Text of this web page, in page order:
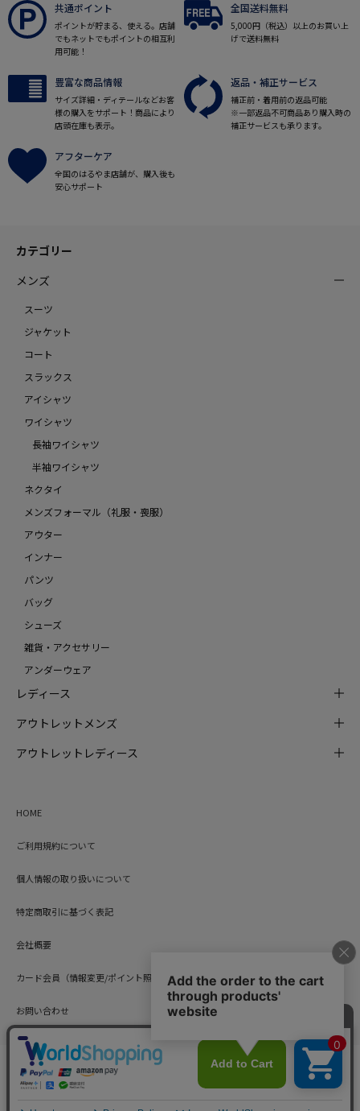
共通ポイント
ポイントが貯まる、使える。店舗
でもネットでもポイントの相互利
用可能！
全国送料無料
5,000円（税込）以上のお買い上
げで送料無料
豊富な商品情報
サイズ詳細・ディテールなどお客
様の購入をサポート！商品により
店頭在庫も表示。
返品・補正サービス
補正前・着用前の返品可能
※一部返品不可商品あり購入時の
補正サービスも承ります。
アフターケア
全国のはるやま店舗が、購入後も
安心サポート
カテゴリー
メンズ
スーツ
ジャケット
コート
スラックス
アイシャツ
ワイシャツ
長袖ワイシャツ
半袖ワイシャツ
ネクタイ
メンズフォーマル（礼服・喪服）
アウター
インナー
パンツ
バッグ
シューズ
雑貨・アクセサリー
アンダーウェア
レディース
アウトレットメンズ
アウトレットレディース
HOME
ご利用規約について
個人情報の取り扱いについて
特定商取引に基づく表記
会社概要
カード会員（情報変更/ポイント照会）
お問い合わせ